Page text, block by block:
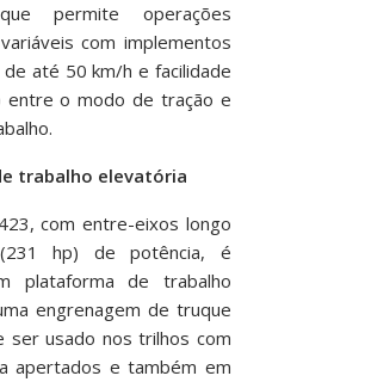
permite operações
com implementos
até 50 km/h e facilidade
entre o modo de tração e
trabalho elevatória
com entre-eixos longo
hp) de potência, é
plataforma de trabalho
engrenagem de truque
ser usado nos trilhos com
apertados e também em